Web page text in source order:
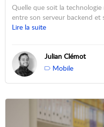
Quelle que soit la
entre son serveur backend et
Lire la suite
Julian Clémot
Mobile